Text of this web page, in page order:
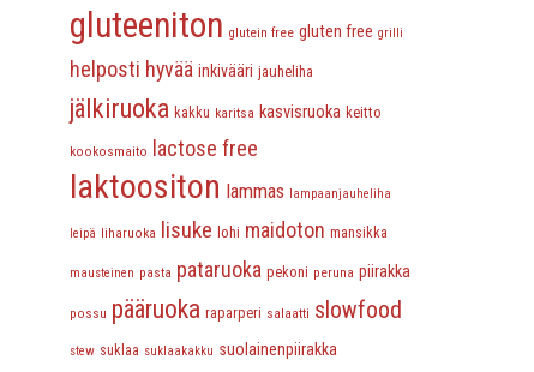
gluteeniton glutein free gluten free grilli
helposti hyvää inkivääri jauheliha
jälkiruoka kakku karitsa kasvisruoka keitto
kookosmaito lactose free
laktoositon lammas lampaanjauheliha
leipä liharuoka lisuke lohi maidoton mansikka
mausteinen pasta pataruoka pekoni peruna piirakka
possu pääruoka raparperi salaatti slowfood
stew suklaa suklaakakku suolainenpiirakka